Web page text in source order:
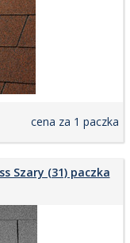
cena za 1 paczka
Szary (31) paczka